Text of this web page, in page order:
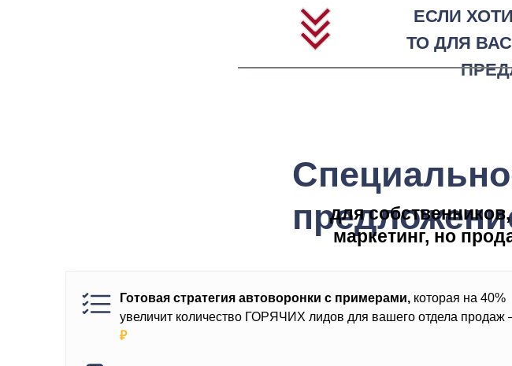
ЕСЛИ
ТО ДЛЯ
Готовая стратегия автоворонки c примерами, которая на 40%
увеличит количество ГОРЯЧИХ лидов для вашего отдела продаж
₽
для
маркетинг, но